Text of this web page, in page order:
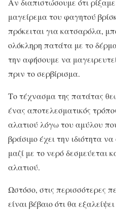
Αν διαπιστώσουμε ότι
μαγείρεμα του φαγητού
πρόκειται για κατσαρόλα,
ολόκληρη πατάτα με το
την αφήσουμε να
πριν το σερβίρισμα.
Το τέχνασμα της πατάτας
ένας αποτελεσματικός
αλατιού λόγω του αμύλου
βράσιμο έχει την ιδιότητα
μαζί με το νερό δεσμεύεται
αλατιού.
Ωστόσο, στις περισσότερες
είναι βέβαιο ότι θα